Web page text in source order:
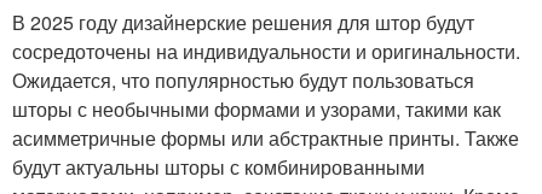
В 2025 году дизайнерские решения для штор будут
сосредоточены на индивидуальности и оригинальности.
Ожидается, что популярностью будут пользоваться
шторы с необычными формами и узорами, такими как
асимметричные формы или абстрактные принты. Также
будут актуальны шторы с комбинированными